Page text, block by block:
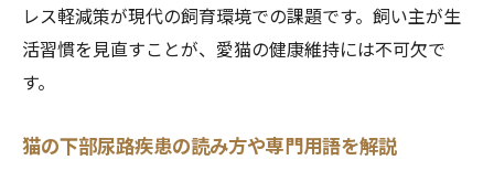
レス軽減策が現代の飼育環境での課題です。飼い主が生
活習慣を見直すことが、愛猫の健康維持には不可欠で
す。
猫の下部尿路疾患の読み方や専門用語を解説